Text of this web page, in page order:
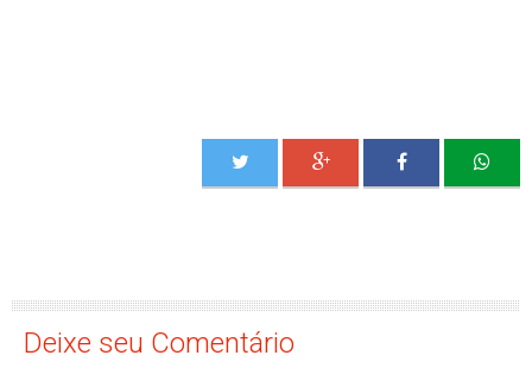
Deixe seu Comentário